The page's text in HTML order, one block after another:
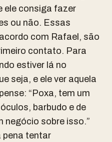
ele consiga fazer
ou não. Essas
com Rafael, são
contato. Para
estiver lá no
seja, e ele ver aquela
“Poxa, tem um
barbudo e de
negócio sobre isso.”
pena tentar